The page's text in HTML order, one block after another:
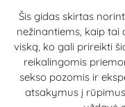
Šis gidas skirtas
nežinantiems, kaip tai
viską, ko gali prireikti
reikalingomis
sekso pozomis ir
atsakymus į